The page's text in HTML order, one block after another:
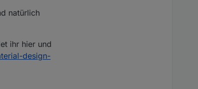
natürlich
ihr hier und
design-